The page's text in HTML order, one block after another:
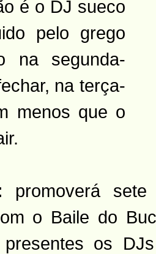
é o DJ sueco
pelo grego
na segunda-
na terça-
menos que o
promoverá
o Baile do
os